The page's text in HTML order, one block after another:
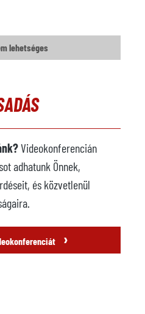
lehetséges
Videokonferencián
adhatunk Önnek,
és közvetlenül
›